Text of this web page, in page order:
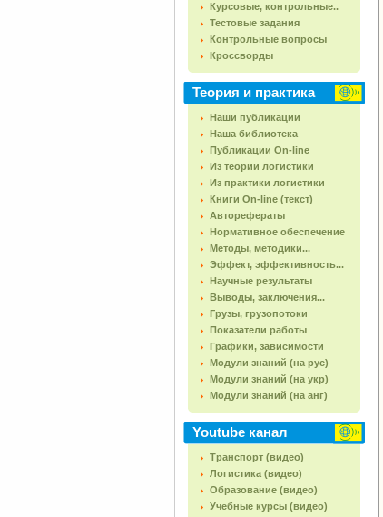
Курсовые, контрольные..
Тестовые задания
Контрольные вопросы
Кроссворды
Теория и практика
Наши публикации
Наша библиотека
Публикации On-line
Из теории логистики
Из практики логистики
Книги On-line (текст)
Авторефераты
Нормативное обеспечение
Методы, методики...
Эффект, эффективность...
Научные результаты
Выводы, заключения...
Грузы, грузопотоки
Показатели работы
Графики, зависимости
Модули знаний (на рус)
Модули знаний (на укр)
Модули знаний (на анг)
Youtube канал
Транспорт (видео)
Логистика (видео)
Образование (видео)
Учебные курсы (видео)